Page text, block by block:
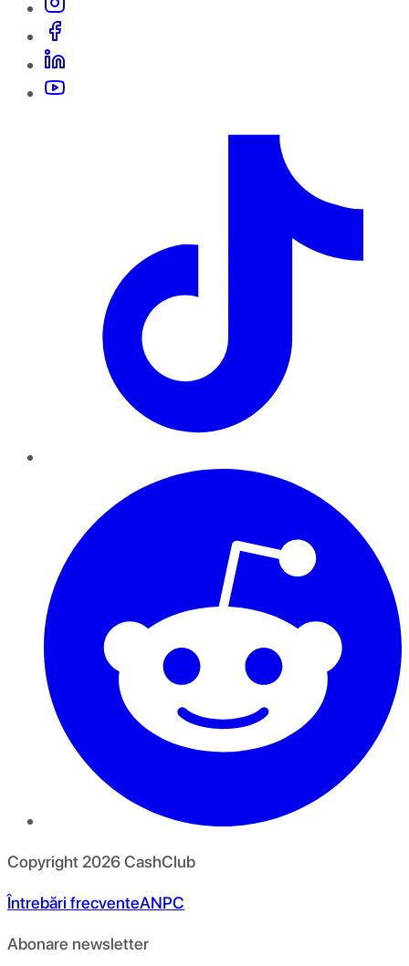
Copyright 2026CashClub
Întrebări frecventeANPC
Abonare newsletter